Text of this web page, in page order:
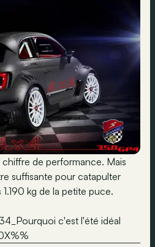
chiffre de performance. Mais
suffisante pour catapulter
kg de la petite puce.
c'est l'été idéal